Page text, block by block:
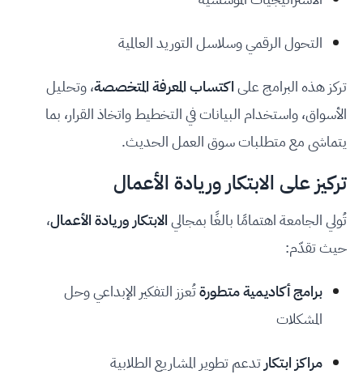
التحول الرقمي وسلاسل التوريد العالمية
تركز هذه البرامج علىاكتساب المعرفة المتخصصة، وتحليل
الأسواق، واستخدام البيانات في التخطيط واتخاذ القرار، بما
يتماشى مع متطلبات سوق العمل الحديث.
تركيز على الابتكار وريادة الأعمال
تُولي الجامعة اهتمامًا بالغًا بمجاليالابتكار وريادة الأعمال،
حيث تقدّم:
برامج أكاديمية متطورةتُعزز التفكير الإبداعي وحل
المشكلات
مراكز ابتكار تدعم تطوير المشاريع الطلابية